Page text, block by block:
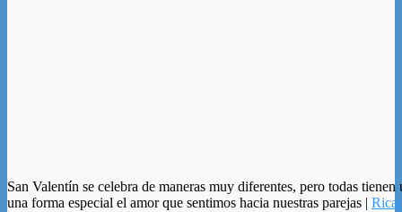
San Valentín se celebra de maneras muy diferentes, pero todas
una forma especial el amor que sentimos hacia nuestras parejas |